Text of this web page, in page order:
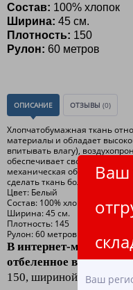
Ваш
Ваш
Состав: 100% хлопок
Ширина: 45 см.
Плотность: 150
Рулон: 60 метров
ОПИСАНИЕ ОТЗЫВЫ (0)
Хлопчатобумажная ткань
материалы и обладает
впитывать влагу),
обеспечивает свободную
механическая обработка
сделать ткань более мягкой
Цвет: Белый
Состав: 100% хлопок
Ширина: 45 см.
Плотность: 145
Рулон: 60 метров
В интернет-магазине
отбеленное
150, шириной 45оптом